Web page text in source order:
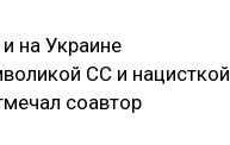
на Украине
СС и нацисткой
соавтор